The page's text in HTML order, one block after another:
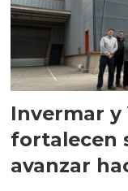
Invermar y
fortalecen
avanzar